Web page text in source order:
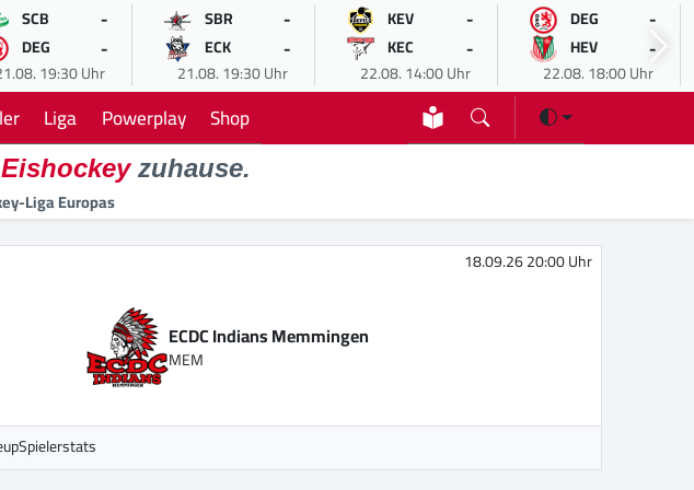
SCB -
DEG -
19:30 Uhr
SBR -
ECK -
21.08. 19:30 Uhr
KEV -
KEC -
22.08. 14:00 Uhr
DEG -
HEV -
22.08. 18:00 Uhr
Liga Powerplay Shop
Eishockeyzuhause.
Liga Europas
18.09.26 20:00 Uhr
ECDC Indians Memmingen
MEM
Spielerstats